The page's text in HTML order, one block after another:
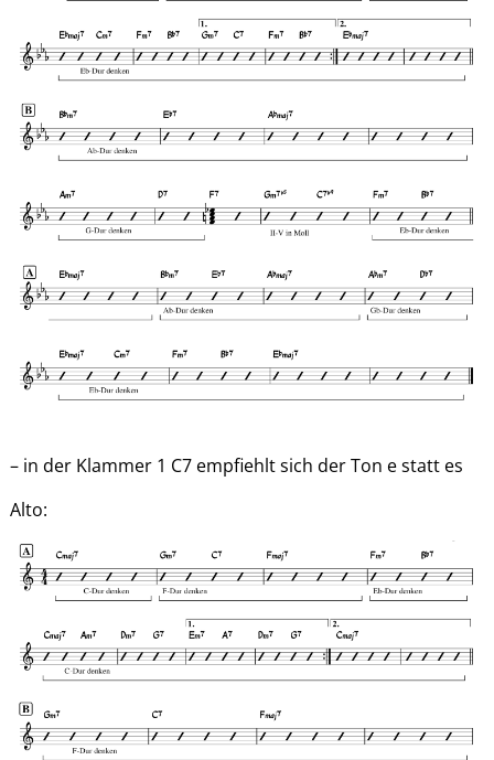
– in der Klammer 1 C7 empfiehlt sich der Ton e statt es
Alto: